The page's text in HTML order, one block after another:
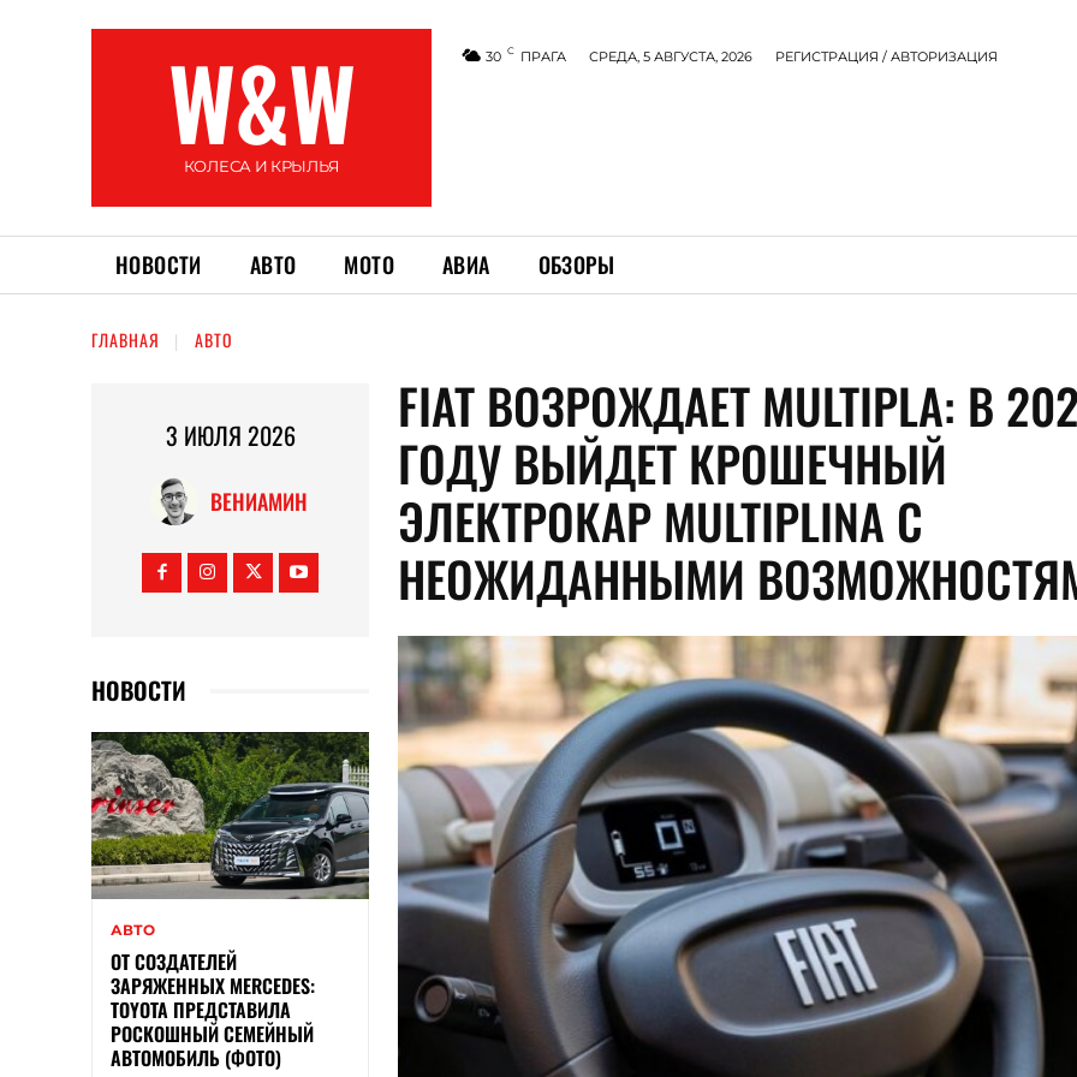
W&W
КОЛЕСА И КРЫЛЬЯ
30 C ПРАГА СРЕДА, 5 АВГУСТА, 2026 РЕГИСТРАЦИЯ / АВТОРИЗАЦИЯ
НОВОСТИ АВТО МОТО АВИА ОБЗОРЫ
ГЛАВНАЯ АВТО
3 ИЮЛЯ 2026
ВЕНИАМИН
НОВОСТИ
АВТО
ОТ СОЗДАТЕЛЕЙ
ЗАРЯЖЕННЫХ MERCEDES:
TOYOTA ПРЕДСТАВИЛА
РОСКОШНЫЙ СЕМЕЙНЫЙ
АВТОМОБИЛЬ (ФОТО)
FIAT ВОЗРОЖДАЕТ MULTIPLA: В
ГОДУ ВЫЙДЕТ КРОШЕЧНЫЙ
ЭЛЕКТРОКАР MULTIPLINA С
НЕОЖИДАННЫМИ